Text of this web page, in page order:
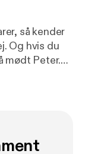
så kender
Og hvis du
mødt Peter.
der måske